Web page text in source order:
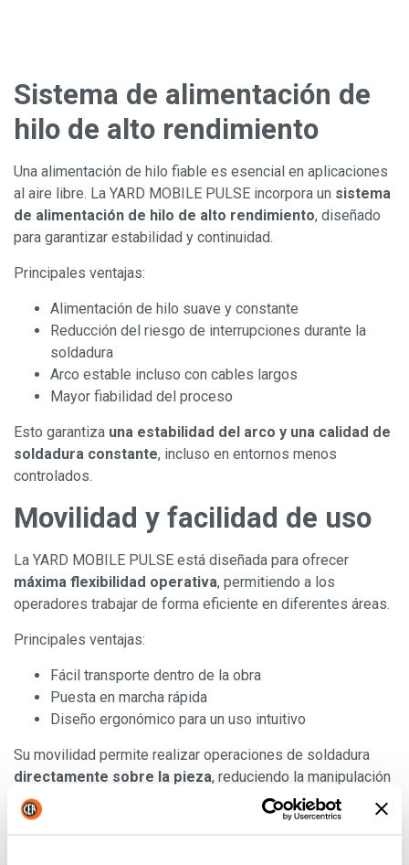
Sistema de alimentación de
hilo de alto rendimiento
Una alimentación de hilo fiable es esencial en aplicaciones
al aire libre. La YARD MOBILE PULSE incorpora un sistema
de alimentación de hilo de alto rendimiento, diseñado
para garantizar estabilidad y continuidad.
Principales ventajas:
Alimentación de hilo suave y constante
Reducción del riesgo de interrupciones durante la
soldadura
Arco estable incluso con cables largos
Mayor fiabilidad del proceso
Esto garantiza una estabilidad del arco y una calidad de
soldadura constante, incluso en entornos menos
controlados.
Movilidad y facilidad de uso
La YARD MOBILE PULSE está diseñada para ofrecer
máxima flexibilidad operativa, permitiendo a los
operadores trabajar de forma eficiente en diferentes áreas.
Principales ventajas:
Fácil transporte dentro de la obra
Puesta en marcha rápida
Diseño ergonómico para un uso intuitivo
Su movilidad permite realizar operaciones de soldadura
directamente sobre la pieza, reduciendo la manipulación
de materiales y mejorando la productividad.